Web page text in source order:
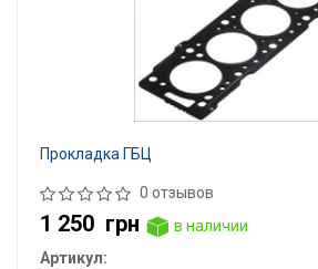
Прокладка ГБЦ
0 отзывов
1 250 грн
в наличии
Артикул: